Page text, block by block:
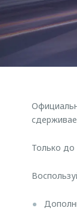
Только до